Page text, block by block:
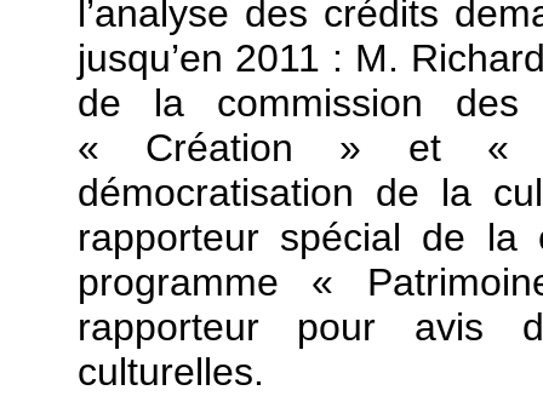
l’analyse des crédits
jusqu’en 2011 : M.
de la commission des
« Création » et «
démocratisation de la
rapporteur spécial de la
programme «
rapporteur pour avis
culturelles.